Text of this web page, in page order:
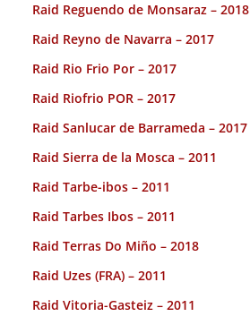
Raid Reguendo de Monsaraz – 2018
Raid Reyno de Navarra – 2017
Raid Rio Frio Por – 2017
Raid Riofrio POR – 2017
Raid Sanlucar de Barrameda – 2017
Raid Sierra de la Mosca – 2011
Raid Tarbe-ibos – 2011
Raid Tarbes Ibos – 2011
Raid Terras Do Miño – 2018
Raid Uzes (FRA) – 2011
Raid Vitoria-Gasteiz – 2011